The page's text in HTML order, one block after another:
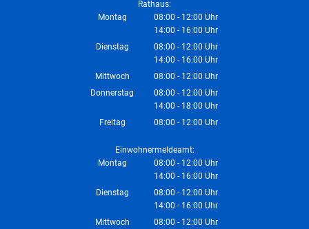
Rathaus:
Montag
08:00 - 12:00 Uhr
Von 08:00 bis 12:00 Uhr
14:00 - 16:00 Uhr
Von 14:00 bis 16:00 Uhr
Dienstag 08:00 - 12:00 Uhr
Von 08:00 bis 12:00 Uhr
14:00 - 16:00 Uhr
Von 14:00 bis 16:00 Uhr
Mittwoch 08:00 - 12:00 Uhr
Von 08:00 bis 12:00 Uhr
Donnerstag 08:00 - 12:00 Uhr
Von 08:00 bis 12:00 Uhr
14:00 - 18:00 Uhr
Von 14:00 bis 18:00 Uhr
Freitag 08:00 - 12:00 Uhr
Einwohnermeldeamt:
Montag
08:00 - 12:00 Uhr
Von 08:00 bis 12:00 Uhr
14:00 - 16:00 Uhr
Von 14:00 bis 16:00 Uhr
Dienstag 08:00 - 12:00 Uhr
Von 08:00 bis 12:00 Uhr
14:00 - 16:00 Uhr
Von 14:00 bis 16:00 Uhr
Mittwoch 08:00 - 12:00 Uhr